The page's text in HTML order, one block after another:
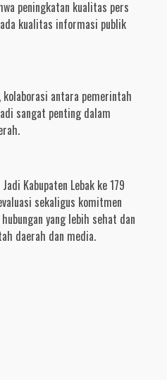
peningkatan kualitas pers
kualitas informasi publik
antara pemerintah
sangat penting dalam
Kabupaten Lebak ke 179
sekaligus komitmen
yang lebih sehat dan
daerah dan media.